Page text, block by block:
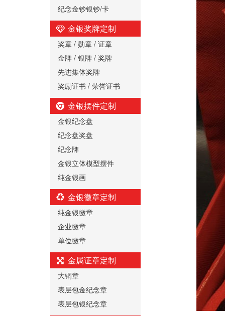
纪念金钞银钞/卡
金银奖牌定制
奖章 / 勋章 / 证章
金牌 / 银牌 / 奖牌
先进集体奖牌
奖励证书 / 荣誉证书
金银摆件定制
金银纪念盘
纪念盘奖盘
纪念牌
金银立体模型摆件
纯金银画
金银徽章定制
纯金银徽章
企业徽章
单位徽章
金属证章定制
大铜章
表层包金纪念章
表层包银纪念章